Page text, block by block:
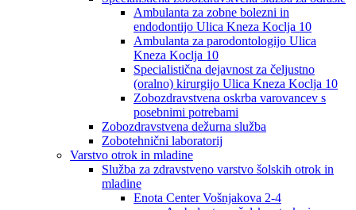
Ambulanta za zobne bolezni in
endodontijo Ulica Kneza Koclja 10
Ambulanta za parodontologijo Ulica
Kneza Koclja 10
Specialistična dejavnost za čeljustno
(oralno) kirurgijo Ulica Kneza Koclja 10
Zobozdravstvena oskrba varovancev s
posebnimi potrebami
Zobozdravstvena dežurna služba
Zobotehnični laboratorij
Varstvo otrok in mladine
Služba za zdravstveno varstvo šolskih otrok in
mladine
Enota Center Vošnjakova 2-4